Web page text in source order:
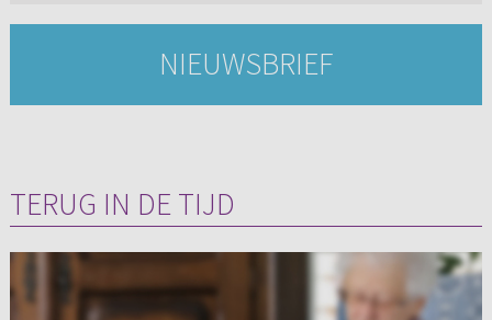
NIEUWSBRIEF
TERUG IN DE TIJD